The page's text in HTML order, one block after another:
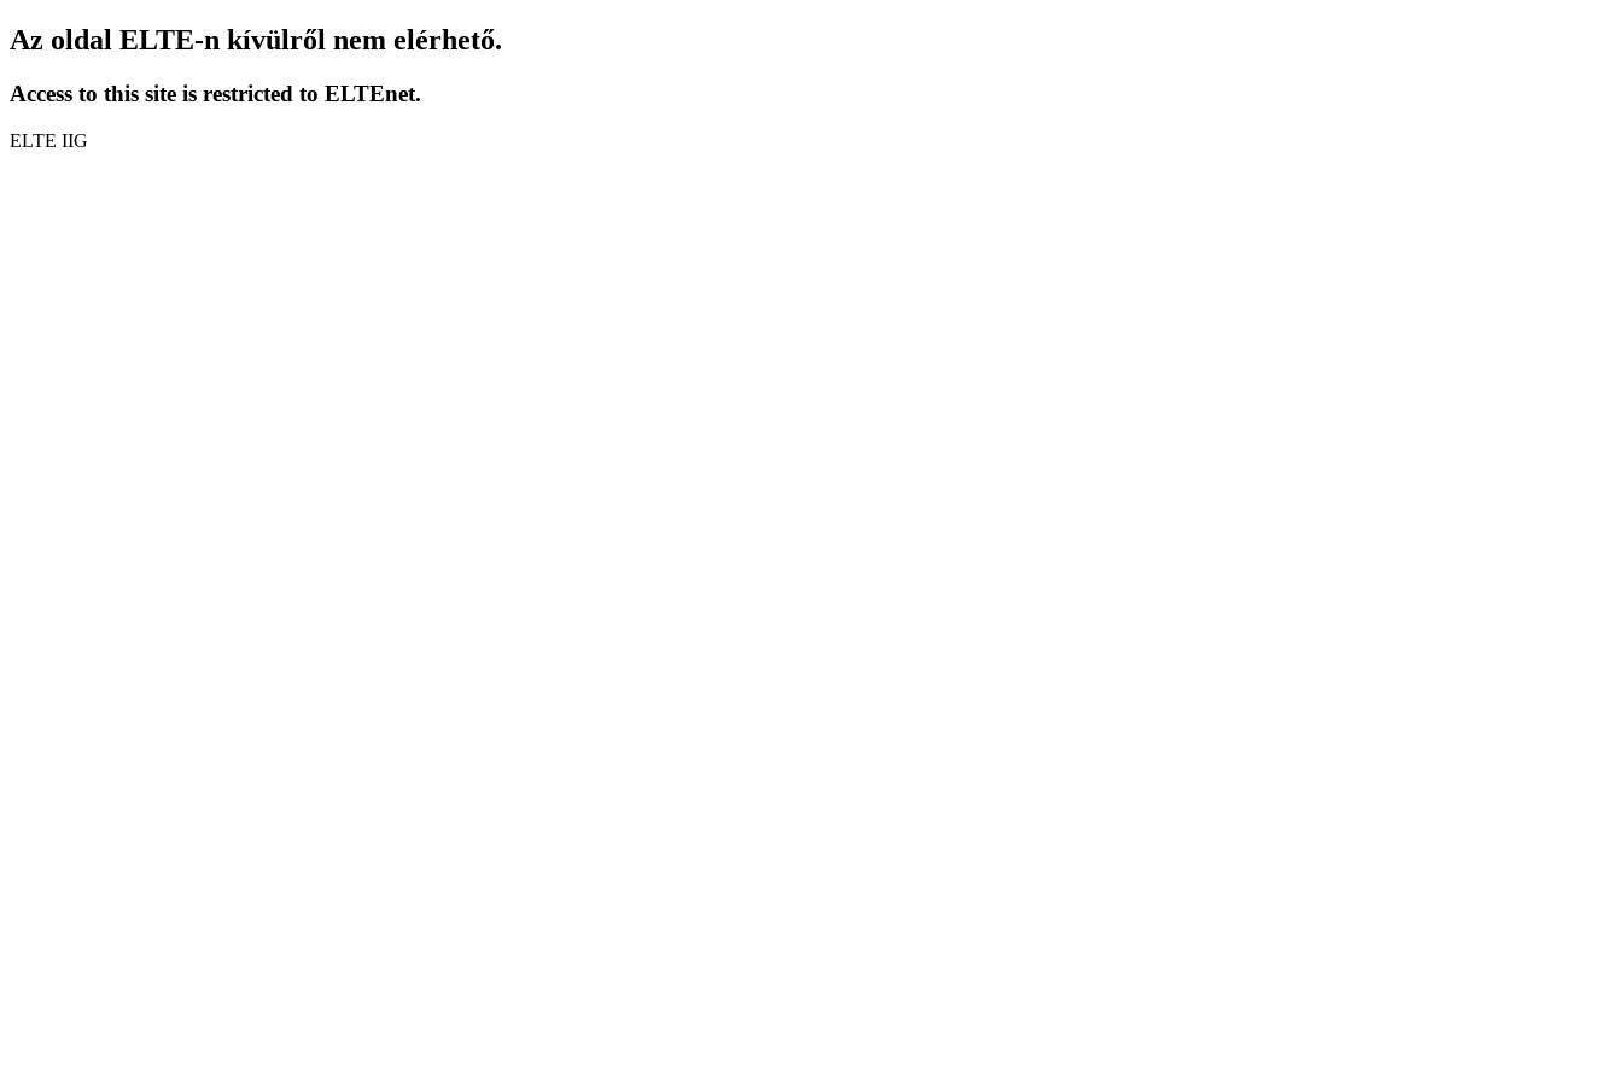
Az oldal ELTE-n kívülről nem elérhető.
Access to this site is restricted to ELTEnet.
ELTE IIG